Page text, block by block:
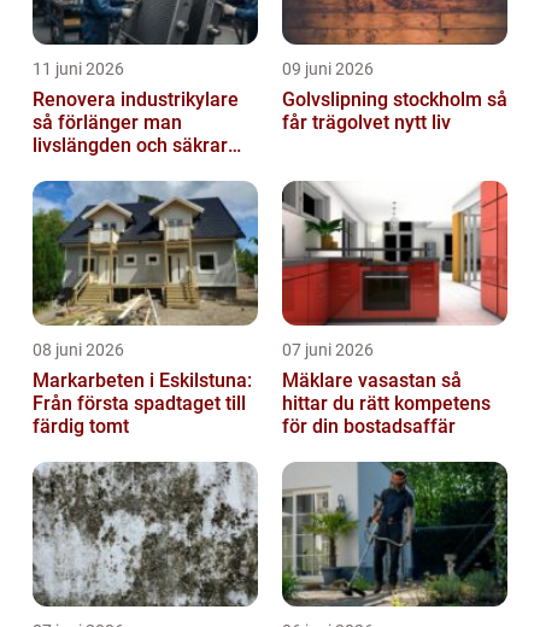
11 juni 2026
Renovera industrikylare
så förlänger man
livslängden och säkrar
09 juni 2026
Golvslipning stockholm så
får trägolvet nytt liv
08 juni 2026
Markarbeten i Eskilstuna:
Från första spadtaget till
färdig tomt
07 juni 2026
Mäklare vasastan så
hittar du rätt kompetens
för din bostadsaffär